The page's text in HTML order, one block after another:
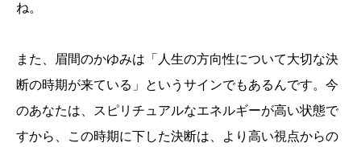
ね。
また、眉間のかゆみは「人生の方向性について大切な決
断の時期が来ている」というサインでもあるんです。今
のあなたは、スピリチュアルなエネルギーが高い状態で
すから、この時期に下した決断は、より高い視点からの